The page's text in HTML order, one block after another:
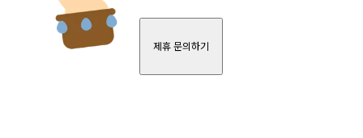
제휴 문의하기